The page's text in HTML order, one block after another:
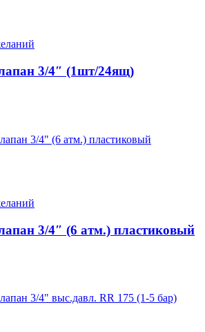
3/4″ (1шт/24ящ)
3/4″ (6 атм.) пластиковый